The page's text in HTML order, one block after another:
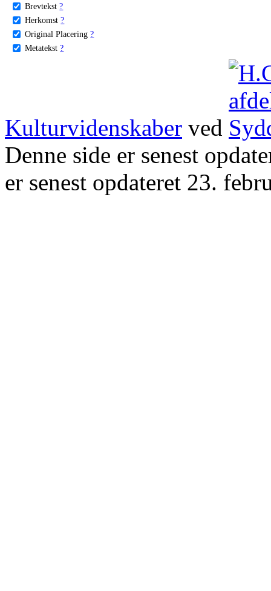
Brevtekst ?
Herkomst ?
Original Placering ?
Metatekst ?
Kulturvidenskaber ved
Denne side er senest
er senest opdateret 23.